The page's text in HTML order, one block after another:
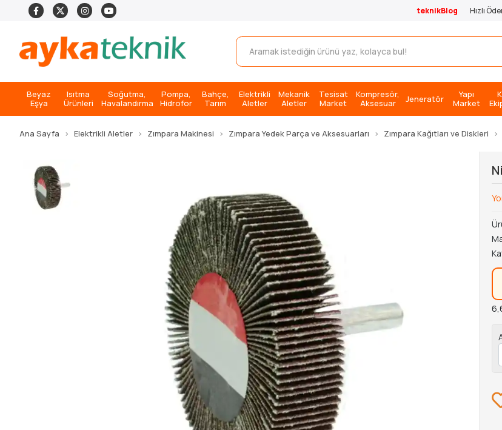
teknikBlog Hızlı
Beyaz
Eşya
Isıtma
Ürünleri
Soğutma,
Havalandırma
Pompa,
Hidrofor
Bahçe,
Tarım
Elektrikli
Aletler
Mekanik
Aletler
Tesisat
Market
Kompresör,
Aksesuar
Jeneratör
Yapı
Market
Ana Sayfa Elektrikli Aletler Zımpara Makinesi Zımpara Yedek Parça ve Aksesuarları Zımpara Kağıtları ve Diskleri